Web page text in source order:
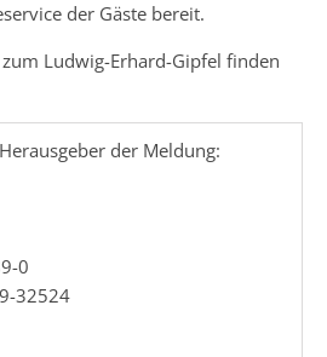
der Gäste bereit.
Ludwig-Erhard-Gipfel finden
der Meldung:
0
32524